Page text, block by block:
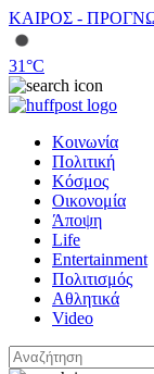
ΚΑΙΡΟΣ -
31°C
Κοινωνία
Πολιτική
Κόσμος
Οικονομία
Άποψη
Life
Entertainment
Πολιτισμός
Αθλητικά
Video